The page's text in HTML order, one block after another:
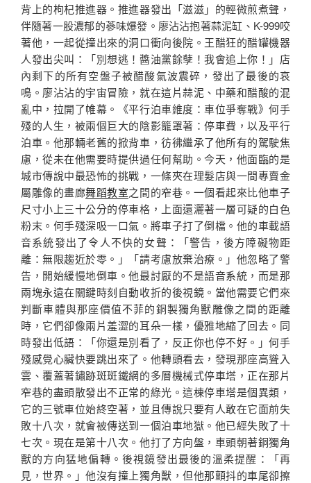
背上的枸杞推進器。推進器發出「滋滋」的輕微煎煮聲，
伴隨著一股濃郁的蔘味爆發。廖沾沾抱著蒜泥缸、K-999咬
著他，一起從撞出來的洞口衝向後院。王醋狂的醋罐機器
人發出尖叫：「別想逃！醬油黨餘孽！我會追上你！」店
內剩下的所有空盤子被醋酸氣波震碎，發出了最後的哀
鳴。廖沾沾的宇宙冒險，就在這片蒜泥、中藥和醋酸的混
亂中，拉開了帷幕。《平行泊車維度：車位爭奪戰》何手
殘的人生，被兩個巨大的陰影籠罩著：停車費，以及平行
泊車。他那輛老舊的掀背車，彷彿繼承了他所有的駕駛焦
慮，從未在他需要時提供過任何幫助。今天，他面臨的是
城市傳說中最恐怖的挑戰，一條夾在理髮店與一間專賣金
屬雕像的畫廊舞蹈教室之間的窄巷。一個看起來比他車子
尺寸小上三十公分的停車格，上面還灑著一層可疑的白色
粉末。何手殘深吸一口氣。將車子打了倒檔。他的車載語
音系統發出了令人不快的女聲：「警告，後方障礙物距
離：無限趨近於零。」「請考慮放棄治療。」他忽略了警
告，開始緩慢地倒車。他最討厭的不是語音系統，而是那
兩塊永遠在關鍵時刻自動收折的後視鏡。當他需要它們來
判斷車體與那座價值不菲的銅製獨角獸雕像之間的距離
時，它們卻像兩片羞澀的耳朵一樣，優雅地縮了回去。同
時發出低語：「你還是別看了，反正你也停不好。」何手
殘感覺心臟快要跳出來了。他轉頭看去，發現那座高聳入
雲、覆蓋著鏽跡斑斑鐵網的多層機械式停車塔，正在那片
窄巷的盡頭散發出不正常的綠光。這棟停車塔是個異類，
它的三號車位始終空著，並且傳說只要有人敢在它面前失
敗十八次，就會被傳送到一個泊車地獄。他已經失敗了十
七次。現在是第十八次。他打了方向盤，車頭朝著銅獨角
獸的方向猛地偏轉。後視鏡發出最後的溫柔提醒：「再
見，世界。」他沒有撞上獨角獸，但他那顫抖的車尾卻擦